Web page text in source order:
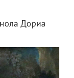
Дориа